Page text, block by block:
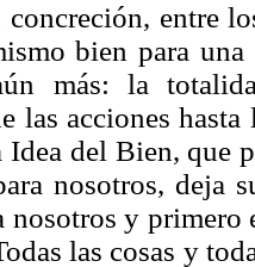
entre
bien para una
más: la
las acciones
Idea del Bien, que
nosotros, deja
nosotros y primero
las cosas y